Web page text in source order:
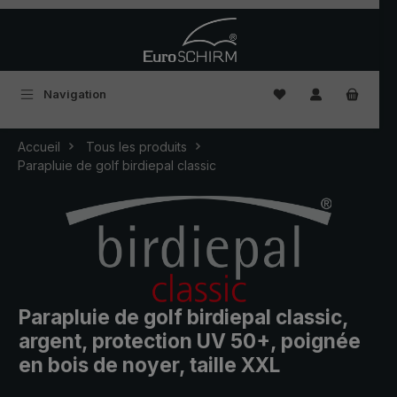
Navigation Vous avez 0
Accueil
Tous les produits
Parapluie de golf birdiepal classic
Parapluie de golf birdiepal classic,
argent, protection UV 50+, poignée
en bois de noyer, taille XXL